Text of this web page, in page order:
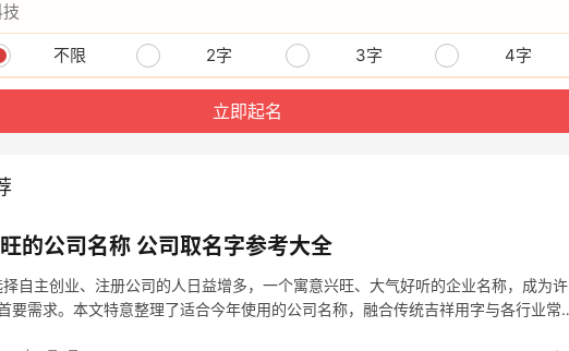
不限 2字 3字 4字
的公司名称 公司取名字参考大全
自主创业、注册公司的人日益增多，一个寓意兴旺、大气好听的企业名称，成为许
要需求。本文特意整理了适合今年使用的公司名称，融合传统吉祥用字与各行业常